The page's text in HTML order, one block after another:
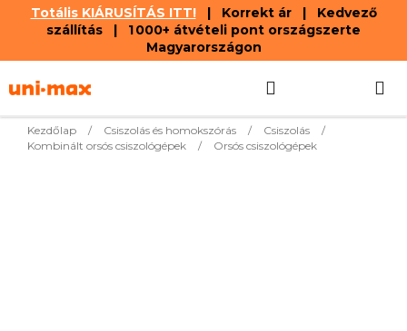
Totális KIÁRUSÍTÁS ITT!| Korrekt ár | Kedvező
szállítás | 1 000+ átvételi pont országszerte
Magyarországon
tartalomhoz
KOSÁR
Kezdőlap / Csiszolás és homokszórás / Csiszolás
/
Kombinált orsós csiszológépek
/ Orsós csiszológépek